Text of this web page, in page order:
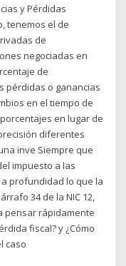
y Pérdidas
tenemos el de
de
negociadas en
de
pérdidas o ganancias
en el tiempo de
en lugar de
diferentes
inve Siempre que
impuesto a las
profundidad lo que la
34 de la NIC 12,
pensar rápidamente
fiscal? y ¿Cómo
caso